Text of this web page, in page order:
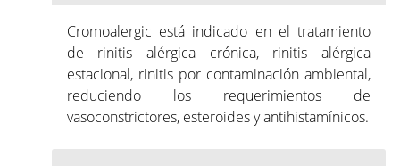
Cromoalergic está indicado en el tratamiento
de rinitis alérgica crónica, rinitis alérgica
estacional, rinitis por contaminación ambiental,
reduciendo los requerimientos de
vasoconstrictores, esteroides y antihistamínicos.